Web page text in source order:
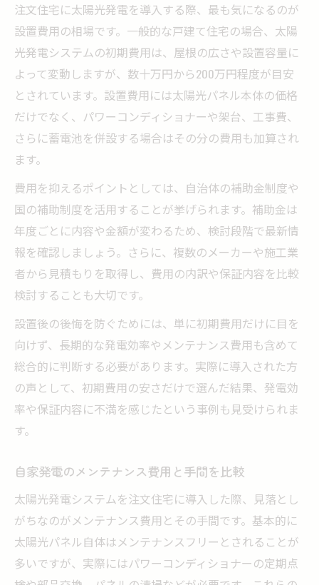
注文住宅に太陽光発電を導入する際、最も気になるのが
設置費用の相場です。一般的な戸建て住宅の場合、太陽
光発電システムの初期費用は、屋根の広さや設置容量に
よって変動しますが、数十万円から200万円程度が目安
とされています。設置費用には太陽光パネル本体の価格
だけでなく、パワーコンディショナーや架台、工事費、
さらに蓄電池を併設する場合はその分の費用も加算され
ます。
費用を抑えるポイントとしては、自治体の補助金制度や
国の補助制度を活用することが挙げられます。補助金は
年度ごとに内容や金額が変わるため、検討段階で最新情
報を確認しましょう。さらに、複数のメーカーや施工業
者から見積もりを取得し、費用の内訳や保証内容を比較
検討することも大切です。
設置後の後悔を防ぐためには、単に初期費用だけに目を
向けず、長期的な発電効率やメンテナンス費用も含めて
総合的に判断する必要があります。実際に導入された方
の声として、初期費用の安さだけで選んだ結果、発電効
率や保証内容に不満を感じたという事例も見受けられま
す。
自家発電のメンテナンス費用と手間を比較
太陽光発電システムを注文住宅に導入した際、見落とし
がちなのがメンテナンス費用とその手間です。基本的に
太陽光パネル自体はメンテナンスフリーとされることが
多いですが、実際にはパワーコンディショナーの定期点